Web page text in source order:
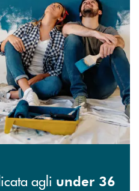
agli under 36